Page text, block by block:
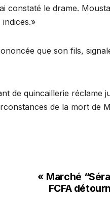
constaté le drame.
que son fils,
de quincaillerie réclame
de la mort de
« Marché
FCFA